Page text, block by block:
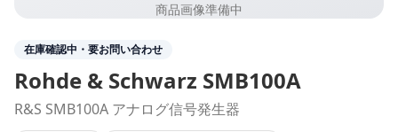
商品画像準備中
在庫確認中・要お問い合わせ
Rohde & Schwarz SMB100A
R&S SMB100A アナログ信号発生器